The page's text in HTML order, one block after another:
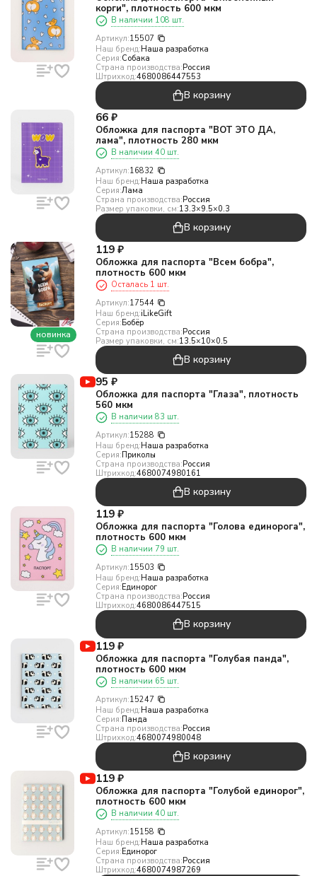
корги", плотность 600 мкм
В наличии 108 шт.
Артикул:15507
Наш бренд:Наша разработка
Серия:Собака
Страна производства:Россия
Штрихкод:4680086447553
В корзину
66 ₽
Обложка для паспорта "ВОТ ЭТО ДА,
лама", плотность 280 мкм
В наличии 40 шт.
Артикул:16832
Наш бренд:Наша разработка
Серия:Лама
Страна производства:Россия
Размер упаковки, см:13.3×9.5×0.3
В корзину
новинка
119 ₽
Обложка для паспорта "Всем бобра",
плотность 600 мкм
Осталась 1 шт.
Артикул:17544
Наш бренд:iLikeGift
Серия:Бобёр
Страна производства:Россия
Размер упаковки, см:13.5×10×0.5
В корзину
95 ₽
Обложка для паспорта "Глаза", плотность
560 мкм
В наличии 83 шт.
Артикул:15288
Наш бренд:Наша разработка
Серия:Приколы
Страна производства:Россия
Штрихкод:4680074980161
В корзину
119 ₽
Обложка для паспорта "Голова единорога",
плотность 600 мкм
В наличии 79 шт.
Артикул:15503
Наш бренд:Наша разработка
Серия:Единорог
Страна производства:Россия
Штрихкод:4680086447515
В корзину
119 ₽
Обложка для паспорта "Голубая панда",
плотность 600 мкм
В наличии 65 шт.
Артикул:15247
Наш бренд:Наша разработка
Серия:Панда
Страна производства:Россия
Штрихкод:4680074980048
В корзину
119 ₽
Обложка для паспорта "Голубой единорог",
плотность 600 мкм
В наличии 40 шт.
Артикул:15158
Наш бренд:Наша разработка
Серия:Единорог
Страна производства:Россия
Штрихкод:4680074987269